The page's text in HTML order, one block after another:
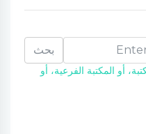
بحث
أو المكتبة الفرعية، أو